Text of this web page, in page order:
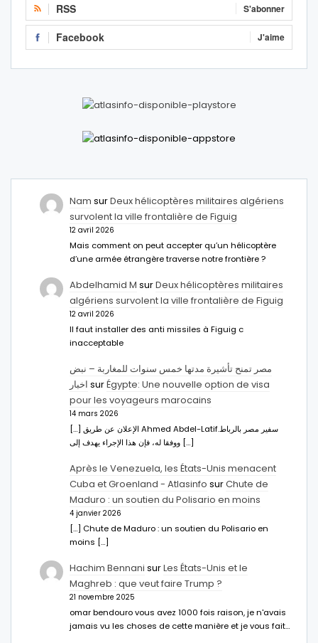
RSS S'abonner
Facebook J'aime
Nam surDeux hélicoptères militaires algériens
survolent la ville frontalière de Figuig
12 avril 2026
Mais comment on peut accepter qu’un hélicoptère
d’une armée étrangère traverse notre frontière ?
Abdelhamid M surDeux hélicoptères militaires
algériens survolent la ville frontalière de Figuig
12 avril 2026
Il faut installer des anti missiles à Figuig c
inacceptable
مصر تمنح تأشيرة مدتها خمس سنوات للمغاربة – نبض
اخبار surÉgypte: Une nouvelle option de visa
pour les voyageurs marocains
14 mars 2026
[…] الإعلان عن طريق Ahmed Abdel-Latifسفير مصر بالرباط.
ووفقا له، فإن هذا الإجراء يهدف إلى […]
Après le Venezuela, les États-Unis menacent
Cuba et Groenland - Atlasinfo surChute de
Maduro : un soutien du Polisario en moins
4 janvier 2026
[…] Chute de Maduro : un soutien du Polisario en
moins […]
Hachim Bennani surLes États-Unis et le
Maghreb : que veut faire Trump ?
21 novembre 2025
omar bendouro vous avez 1000 fois raison, je n'avais
jamais vu les choses de cette manière et je vous fait…